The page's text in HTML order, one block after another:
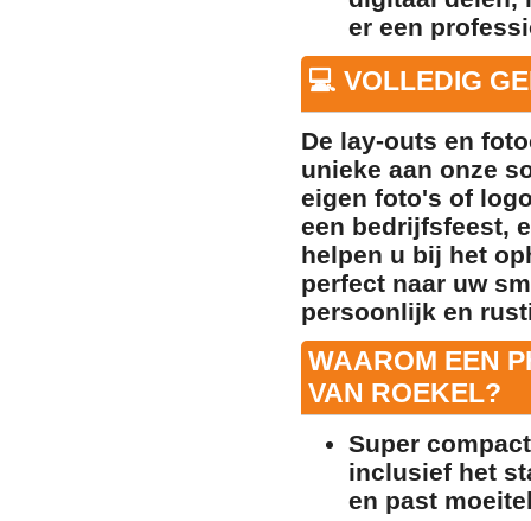
er een
💻 VOLLEDIG
De lay-outs en
unieke aan onze
eigen foto's of
een bedrijfsfeest,
helpen u bij het
perfect naar uw
persoonlijk en
WAAROM EEN
VAN ROEKEL?
Super
inclusief het
en past